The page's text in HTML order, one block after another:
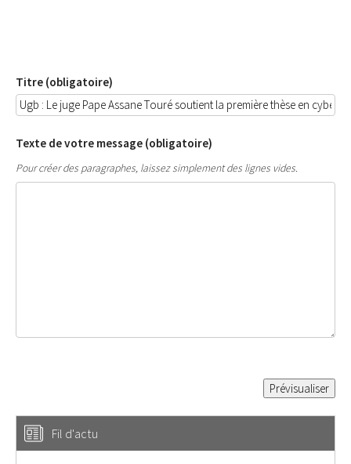
Titre (obligatoire)
Texte de votre message (obligatoire)
Pour créer des paragraphes, laissez simplement des lignes vides.
Fil d'actu